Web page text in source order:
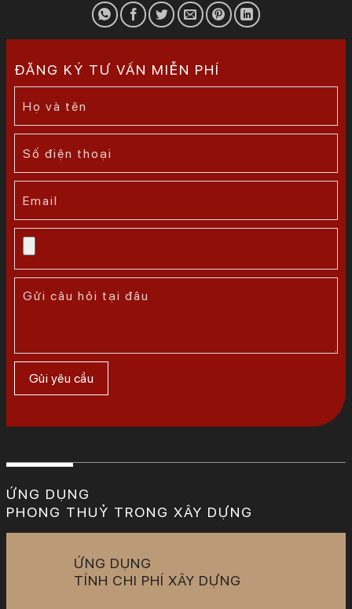
ĐĂNG KÝ TƯ VẤN MIỄN PHÍ
ỨNG DỤNG
PHONG THUỶ TRONG XÂY DỰNG
ỨNG DỤNG
TÍNH CHI PHÍ XÂY DỰNG